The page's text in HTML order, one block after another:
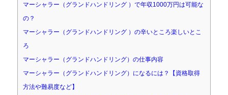
マーシャラー（グランドハンドリング ）で年収1000万円は可能な
の？
マーシャラー（グランドハンドリング ）の辛いところ楽しいとこ
ろ
マーシャラー（グランドハンドリング）の仕事内容
マーシャラー（グランドハンドリング）になるには？【資格取得
方法や難易度など】